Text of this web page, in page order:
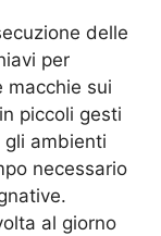
delle
per
macchie sui
piccoli gesti
ambienti
necessario
al giorno